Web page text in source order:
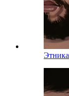
Этника